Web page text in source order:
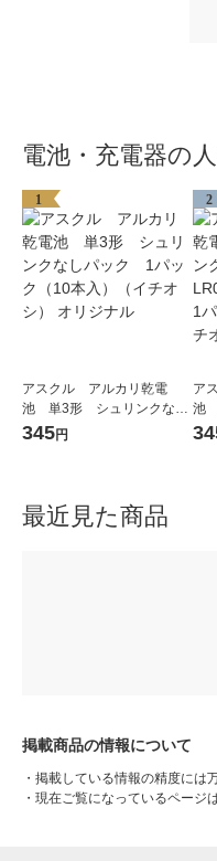
電池・充電器の
1
アスクル アルカリ乾電
池 単3形 シュリンクなし
パック 1パック（10本入）
345円
2
ア
池
パ
最近見た商品
掲載商品の情報について
・ 掲載している情報の精度には
・ 現在ご覧になっているページ